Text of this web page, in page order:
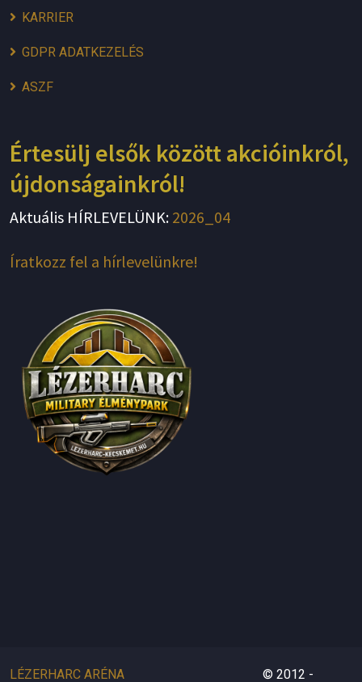
KARRIER
GDPR ADATKEZELÉS
ASZF
Értesülj elsők között akcióinkról,
újdonságainkról!
Aktuális HÍRLEVELÜNK: 2026_04
Íratkozz fel a hírlevelünkre!
LÉZERHARC ARÉNA © 2012 -